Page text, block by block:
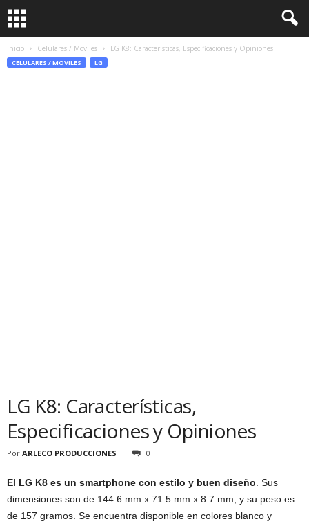
Inicio Celulares / Moviles LG K8: Características, Especificaciones y Opiniones
CELULARES / MOVILES LG
LG K8: Características,
Especificaciones y Opiniones
Por ARLECO PRODUCCIONES 0
El LG K8 es un smartphone con estilo y buen diseño . Sus
dimensiones son de 144.6 mm x 71.5 mm x 8.7 mm, y su peso es
de 157 gramos. Se encuentra disponible en colores blanco y